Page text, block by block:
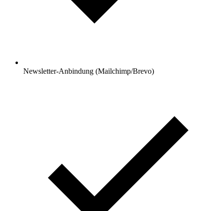
Newsletter-Anbindung (Mailchimp/Brevo)